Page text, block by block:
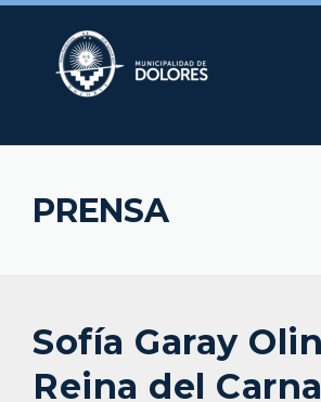
Skip
PRENSA
Sofía Garay
Reina del